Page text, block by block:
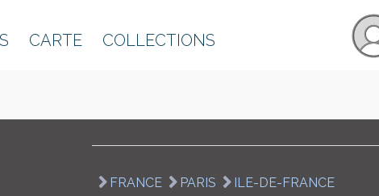
CARTE COLLECTIONS
FRANCE PARIS ILE-DE-FRANCE